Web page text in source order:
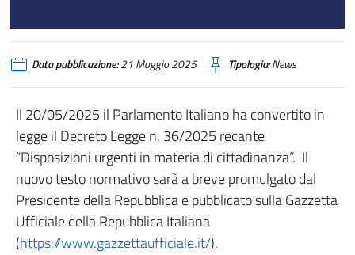
Data pubblicazione:21 Maggio 2025 Tipologia:News
Il 20/05/2025 il Parlamento Italiano ha convertito in
legge il Decreto Legge n. 36/2025 recante
“Disposizioni urgenti in materia di cittadinanza”. Il
nuovo testo normativo sarà a breve promulgato dal
Presidente della Repubblica e pubblicato sulla Gazzetta
Ufficiale della Repubblica Italiana
(https://www.gazzettaufficiale.it/).